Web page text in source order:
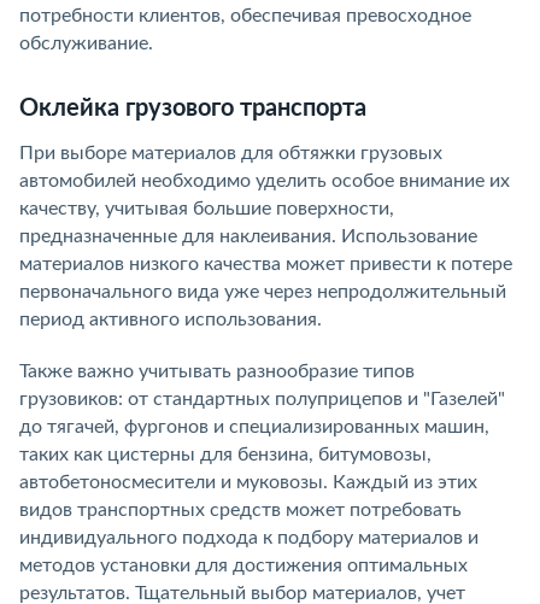
потребности клиентов, обеспечивая превосходное
обслуживание.
Оклейка грузового транспорта
При выборе материалов для обтяжки грузовых
автомобилей необходимо уделить особое внимание их
качеству, учитывая большие поверхности,
предназначенные для наклеивания. Использование
материалов низкого качества может привести к потере
первоначального вида уже через непродолжительный
период активного использования.
Также важно учитывать разнообразие типов
грузовиков: от стандартных полуприцепов и "Газелей"
до тягачей, фургонов и специализированных машин,
таких как цистерны для бензина, битумовозы,
автобетоносмесители и муковозы. Каждый из этих
видов транспортных средств может потребовать
индивидуального подхода к подбору материалов и
методов установки для достижения оптимальных
результатов. Тщательный выбор материалов, учет